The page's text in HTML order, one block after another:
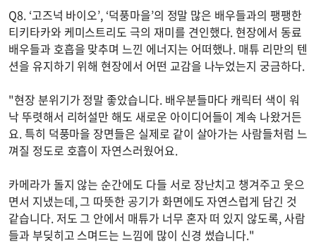
Q8. ‘고즈넉 바이오’, ‘덕풍마을’의 정말 많은 배우들과의 팽팽한
티키타카와 케미스트리도 극의 재미를 견인했다. 현장에서 동료
배우들과 호흡을 맞추며 느낀 에너지는 어떠했나. 매튜 리만의 텐
션을 유지하기 위해 현장에서 어떤 교감을 나누었는지 궁금하다.
"현장 분위기가 정말 좋았습니다. 배우분들마다 캐릭터 색이 워
낙 뚜렷해서 리허설만 해도 새로운 아이디어들이 계속 나왔거든
요. 특히 덕풍마을 장면들은 실제로 같이 살아가는 사람들처럼 느
껴질 정도로 호흡이 자연스러웠어요.
카메라가 돌지 않는 순간에도 다들 서로 장난치고 챙겨주고 웃으
면서 지냈는데, 그 따뜻한 공기가 화면에도 자연스럽게 담긴 것
같습니다. 저도 그 안에서 매튜가 너무 혼자 떠 있지 않도록, 사람
들과 부딪히고 스며드는 느낌에 많이 신경 썼습니다."